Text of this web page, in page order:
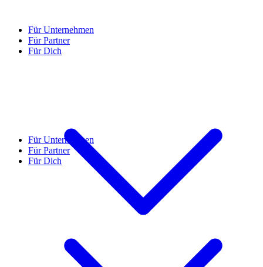
Für Unternehmen
Für Partner
Für Dich
Für Unternehmen
Für Partner
Für Dich